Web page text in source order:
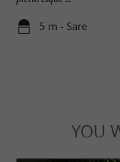
5 m - Sare
YOU